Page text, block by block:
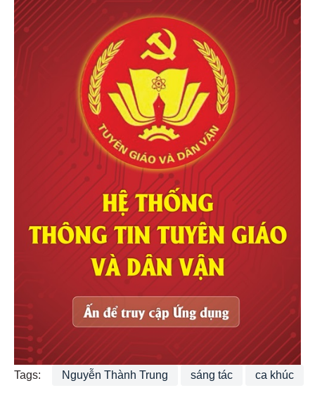
Tags: Nguyễn Thành Trung sáng tác ca khúc